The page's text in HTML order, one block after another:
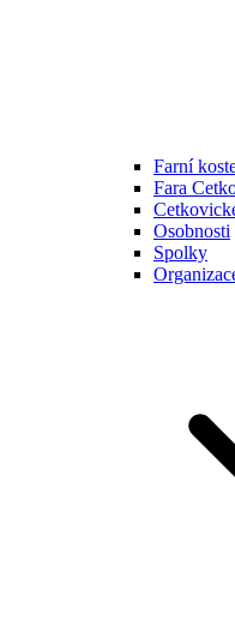
Farní
Fara
Osobnosti
Spolky